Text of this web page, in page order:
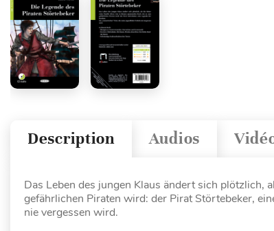
Audios
Description
Das Leben des jungen Klaus ändert sich plötzlich,
gefährlichen Piraten wird: der Pirat Störtebeker,
nie vergessen wird.